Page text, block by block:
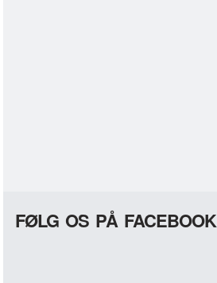
FØLG OS PÅ FACEBOOK